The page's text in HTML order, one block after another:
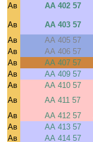
Ав АА 402 57
Ав АА 403 57
Ав
АА 405 57
Ав
АА 406 57
Ав
АА 407 57
Ав
АА 409 57
Ав
АА 410 57
Ав
АА 411 57
Ав
АА 412 57
Ав
АА 413 57
Ав
АА 414 57